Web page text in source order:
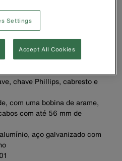
fornecidas acondicionadas em
chave Phillips, cabresto e
com uma bobina de arame,
com até 56 mm de
aço galvanizado com
Settings
Accept All Cookies